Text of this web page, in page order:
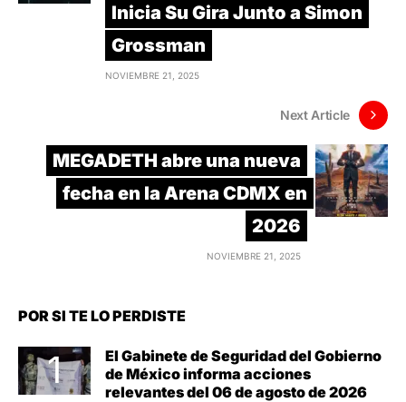
Inicia Su Gira Junto a Simon
Grossman
NOVIEMBRE 21, 2025
Next Article
MEGADETH abre una nueva
fecha en la Arena CDMX en
2026
NOVIEMBRE 21, 2025
POR SI TE LO PERDISTE
El Gabinete de Seguridad del Gobierno
de México informa acciones
relevantes del 06 de agosto de 2026